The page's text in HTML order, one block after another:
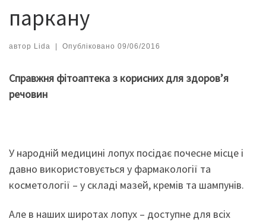
паркану
автор Lida | Опубліковано 09/06/2016
Справжня фітоаптека з корисних для здоров’я
речовин
У народній медицині лопух посідає почесне місце і
давно використовується у фармакології та
косметології – у складі мазей, кремів та шампунів.
Але в наших широтах лопух – доступне для всіх